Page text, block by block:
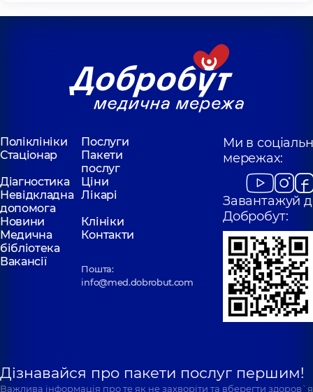
Поліклініки
Послуги
Стаціонар
Пакети
послуг
Діагностика
Ціни
Невідкладна
допомога
Лікарі
Новини
Клініки
Медична
бібліотека
Контакти
Вакансії
Пошта:
info@med.dobrobut.com
Ми в
мережах:
Завантажуй
Добробут:
Дізнавайся про пакети послуг першим!
Важлива інформація про те як не захворіти та вберегти